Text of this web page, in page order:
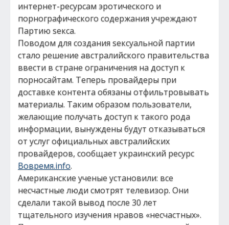
интернет-ресурсам эротического и
порнографического содержания учреждают
Партию sекса.
Поводом для создания sексуальной партии
стало решение австралийского правительства
ввести в стране ограничения на доступ к
порносайтам. Теперь провайдеры при
доставке контента обязаны отфильтровывать
материалы. Таким образом пользователи,
желающие получать доступ к такого рода
информации, вынуждены будут отказываться
от услуг официальных австралийских
провайдеров, сообщает украинский ресурс
Вовремя.info.
Американские ученые установили: все
несчастные люди смотрят телевизор. Они
сделали такой вывод после 30 лет
тщательного изучения нравов «несчастных».